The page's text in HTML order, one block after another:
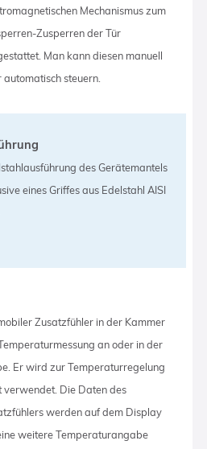
Mechanismus zum
Zusperren der Tür
Man kann diesen manuell
automatisch steuern.
des Gerätemantels
eines Griffes aus Edelstahl AISI
Zusatzfühler in der Kammer
an oder in der
Er wird zur Temperaturregelung
verwendet. Die Daten des
werden auf dem Display
weitere Temperaturangabe